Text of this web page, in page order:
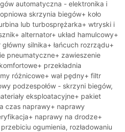
automatyczna - elektronika i
skrzynia biegów+ koło
lub turbosprężarka+ wtryski i
alternator+ układ hamulcowy+
silnika+ łańcuch rozrządu+
pneumatyczne+ zawieszenie
przekładnia
różnicowe+ wał pędny+ filtr
podzespołów - skrzyni biegów,
eksploatacyjne+ pakiet
czas naprawy+ naprawy
naprawy na drodze+
ogumienia, rozładowaniu